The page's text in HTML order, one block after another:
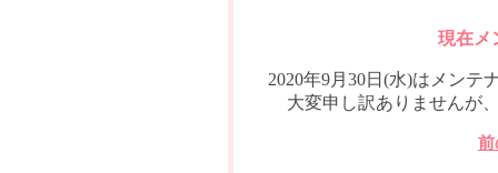
現在メ
2020年9月30日(水)はメンテ
大変申し訳ありませんが
前